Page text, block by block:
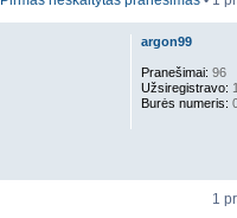
argon99
Pranešimai: 96
Užsiregistravo:
Burės numeris:
1